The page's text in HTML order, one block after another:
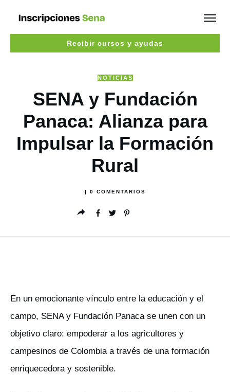
Recibir cursos y ayudas
NOTICIAS
SENA y Fundación
Panaca: Alianza para
Impulsar la Formación
Rural
0 COMENTARIOS
En un emocionante vínculo entre la educación y el
campo, SENA y Fundación Panaca se unen con un
objetivo claro: empoderar a los agricultores y
campesinos de Colombia a través de una formación
enriquecedora y sostenible.